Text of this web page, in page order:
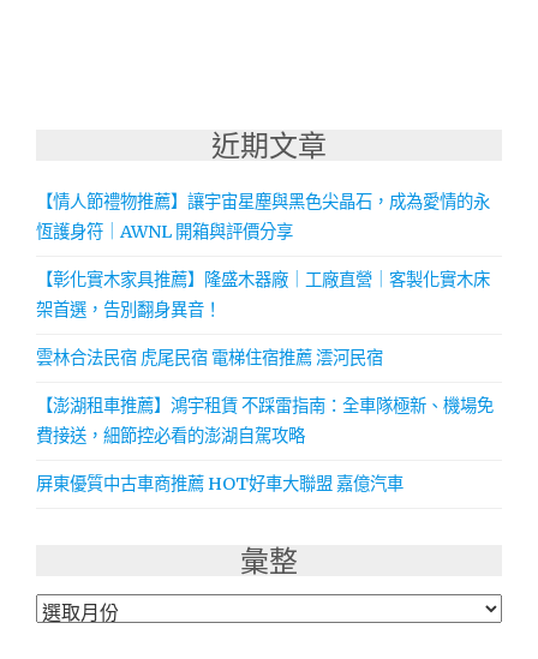
近期文章
【情人節禮物推薦】讓宇宙星塵與黑色尖晶石，成為愛情的永
恆護身符｜AWNL 開箱與評價分享
【彰化實木家具推薦】隆盛木器廠｜工廠直營｜客製化實木床
架首選，告別翻身異音！
雲林合法民宿 虎尾民宿 電梯住宿推薦 澐河民宿
【澎湖租車推薦】鴻宇租賃 不踩雷指南：全車隊極新、機場免
費接送，細節控必看的澎湖自駕攻略
屏東優質中古車商推薦 HOT好車大聯盟 嘉億汽車
彙整
彙